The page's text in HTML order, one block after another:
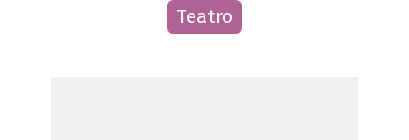
Teatro